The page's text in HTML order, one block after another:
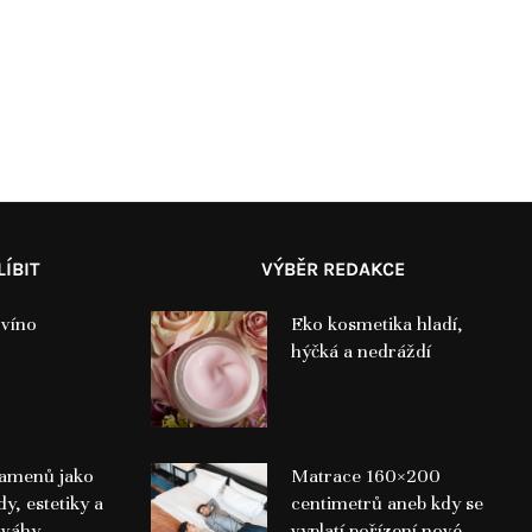
jako
estetiky a
VÝBĚR REDAKCE
Eko kosmetika hladí,
hýčká a nedráždí
Matrace 160×200
centimetrů aneb kdy se